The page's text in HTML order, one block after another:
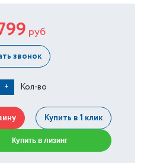
руб
звонок
+ Кол-во
Купить в 1 клик
Купить в лизинг